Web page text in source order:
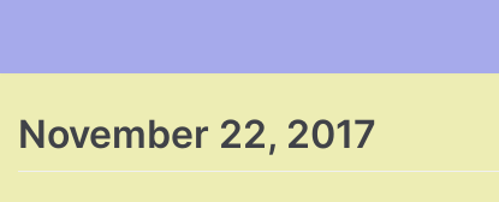
November 22, 2017